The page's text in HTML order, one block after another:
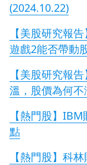
(2024.10.22)
【美股研究報
遊戲2能否帶動
【美股研究報
溫，股價為何不
【熱門股】
點
【熱門股】科